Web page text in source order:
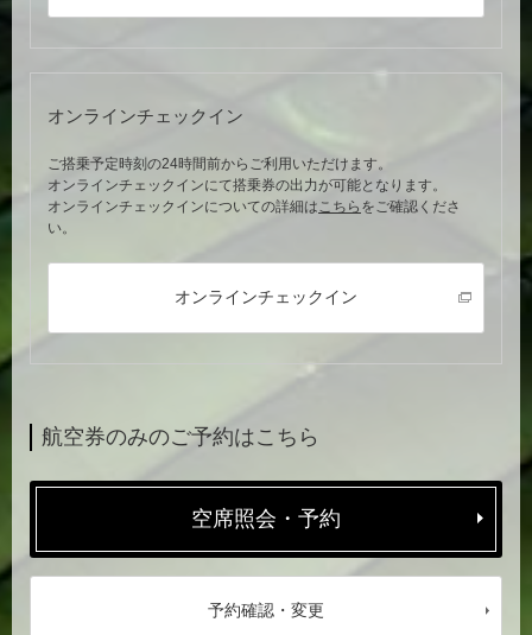
オンラインチェックイン
オンラインチェックイン
ご搭乗予定時刻の24時間前からご利用いただけます。
オンラインチェックインにて搭乗券の出力が可能となります。
オンラインチェックインについての詳細は こちら をご確認くださ
い。
航空券のみのご予約はこちら
空席照会・予約
予約確認・変更